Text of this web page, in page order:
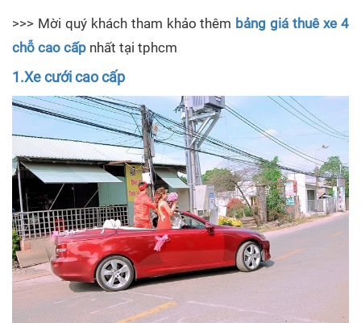
>>> Mời quý khách tham khảo thêm bảng giá thuê xe 4
chỗ cao cấp nhất tại tphcm
1.Xe cưới cao cấp